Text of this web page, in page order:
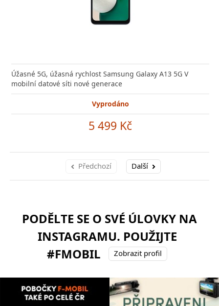
Úžasné 5G, úžasná rychlost Samsung Galaxy A13 5G V
mobilní datové síti nové generace
Vyprodáno
5 499 Kč
Předchozí Další
PODĚLTE SE O SVÉ ÚLOVKY NA
INSTAGRAMU. POUŽIJTE
#FMOBIL
Zobrazit profil